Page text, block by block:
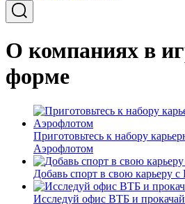
О компаниях в
форме
Приготовьтесь к набору
Аэрофлотом
Добавь спорт в свою карьеру с
Исследуй офис ВТБ и